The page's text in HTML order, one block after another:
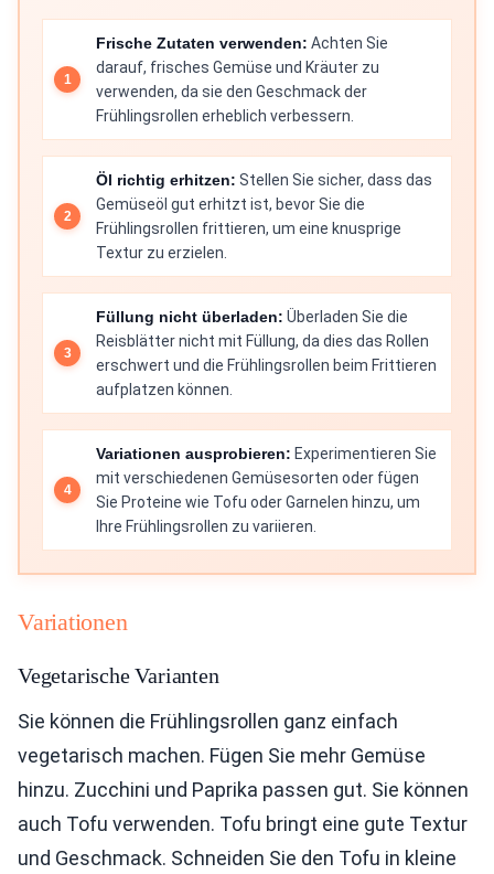
Frische Zutaten verwenden: Achten Sie
darauf, frisches Gemüse und Kräuter zu
verwenden, da sie den Geschmack der
Frühlingsrollen erheblich verbessern.
Öl richtig erhitzen: Stellen Sie sicher, dass das
Gemüseöl gut erhitzt ist, bevor Sie die
Frühlingsrollen frittieren, um eine knusprige
Textur zu erzielen.
Füllung nicht überladen: Überladen Sie die
Reisblätter nicht mit Füllung, da dies das Rollen
erschwert und die Frühlingsrollen beim Frittieren
aufplatzen können.
Variationen ausprobieren: Experimentieren Sie
mit verschiedenen Gemüsesorten oder fügen
Sie Proteine wie Tofu oder Garnelen hinzu, um
Ihre Frühlingsrollen zu variieren.
Variationen
Vegetarische Varianten
Sie können die Frühlingsrollen ganz einfach
vegetarisch machen. Fügen Sie mehr Gemüse
hinzu. Zucchini und Paprika passen gut. Sie können
auch Tofu verwenden. Tofu bringt eine gute Textur
und Geschmack. Schneiden Sie den Tofu in kleine